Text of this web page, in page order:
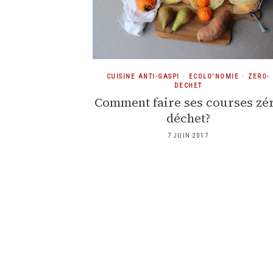
CUISINE ANTI-GASPI • ECOLO'NOMIE •
ZERO-
DECHET
Comment faire ses courses
déchet?
7 JUIN 2017